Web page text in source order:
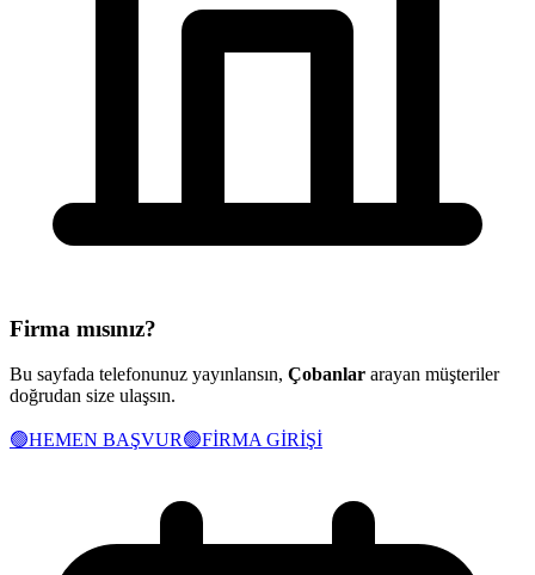
Firma mısınız?
Bu sayfada telefonunuz yayınlansın, Çobanlar arayan müşteriler
doğrudan size ulaşsın.
🟢HEMEN BAŞVUR🟢FİRMA GİRİŞİ